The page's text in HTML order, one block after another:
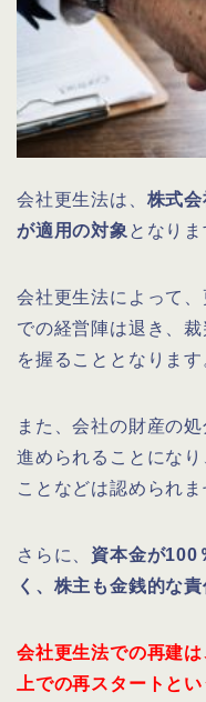
会社更生法は、 株式
が適用の対象 となりま
会社更生法によって
での経営陣は退き、
を握ることとなります
また、会社の財産の
進められることにな
ことなどは認められま
さらに、 資本金が100
く、株主も金銭的な
会社更生法での再建
上での再スタートと